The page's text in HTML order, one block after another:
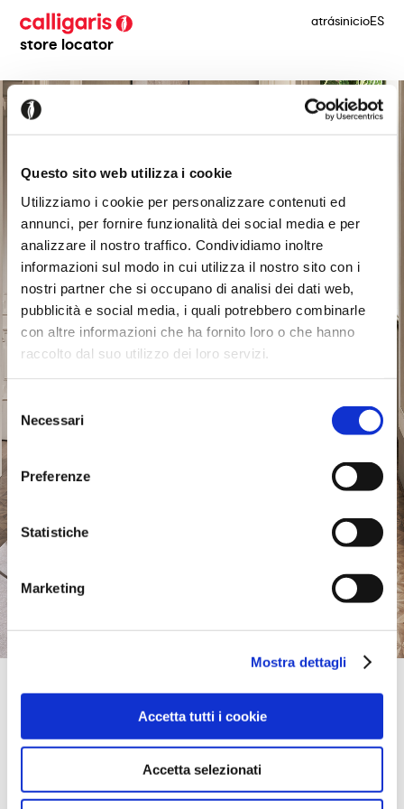
Questo sito web utilizza i cookie
Utilizziamo i cookie per personalizzare contenuti ed
annunci, per fornire funzionalità dei social media e per
analizzare il nostro traffico. Condividiamo inoltre
informazioni sul modo in cui utilizza il nostro sito con i
nostri partner che si occupano di analisi dei dati web,
pubblicità e social media, i quali potrebbero combinarle
con altre informazioni che ha fornito loro o che hanno
raccolto dal suo utilizzo dei loro servizi.
Selezione
del
consenso
Necessari
Preferenze
Statistiche
Marketing
Mostra dettagli
Accetta tutti i cookie
Accetta selezionati
store locator
atrásinicioES
OKEANSKIY PR-KT, 133,
690002, VLADIVOSTOK, Rusia
llévame aquí